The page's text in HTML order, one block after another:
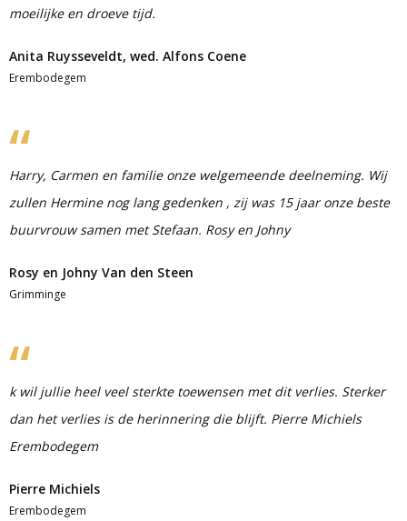
moeilijke en droeve tijd.
Anita Ruysseveldt, wed. Alfons Coene
Erembodegem
Harry, Carmen en familie onze welgemeende deelneming. Wij
zullen Hermine nog lang gedenken , zij was 15 jaar onze beste
buurvrouw samen met Stefaan. Rosy en Johny
Rosy en Johny Van den Steen
Grimminge
k wil jullie heel veel sterkte toewensen met dit verlies. Sterker
dan het verlies is de herinnering die blijft. Pierre Michiels
Erembodegem
Pierre Michiels
Erembodegem